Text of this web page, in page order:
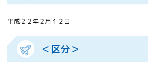
平成２２年２月１２日
＜区分＞